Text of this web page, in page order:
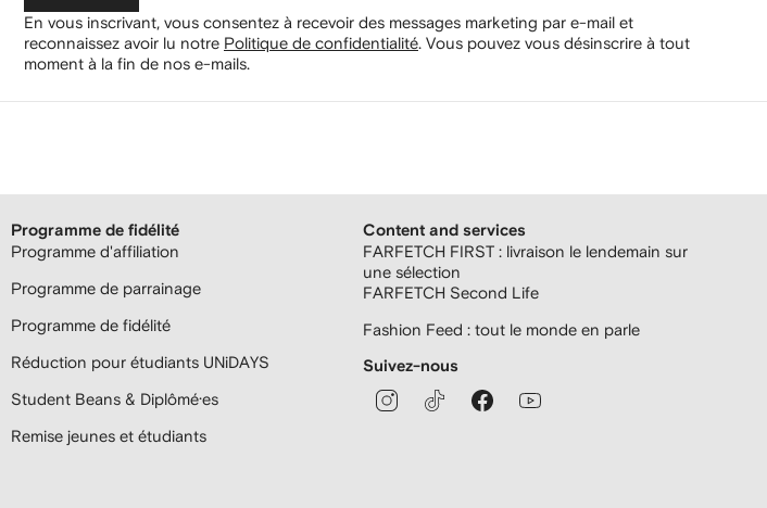
En vous inscrivant, vous consentez à recevoir des messages marketing par e-mail et
reconnaissez avoir lu notre Politique de confidentialité. Vous pouvez vous désinscrire à tout
moment à la fin de nos e-mails.
Programme de fidélité
Programme d'affiliation
Programme de parrainage
Programme de fidélité
Réduction pour étudiants UNiDAYS
Student Beans & Diplômé·es
Remise jeunes et étudiants
Content and services
FARFETCH FIRST : livraison le lendemain sur
une sélection
FARFETCH Second Life
Fashion Feed : tout le monde en parle
Suivez-nous